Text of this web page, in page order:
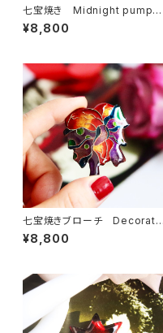
七宝焼き Midnight pumpki
n（ブローチ/帯留め）
¥8,800
七宝焼きブローチ Decorate
d heart(outlet)
¥8,800